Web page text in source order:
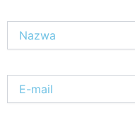
Nazwa*
mail*